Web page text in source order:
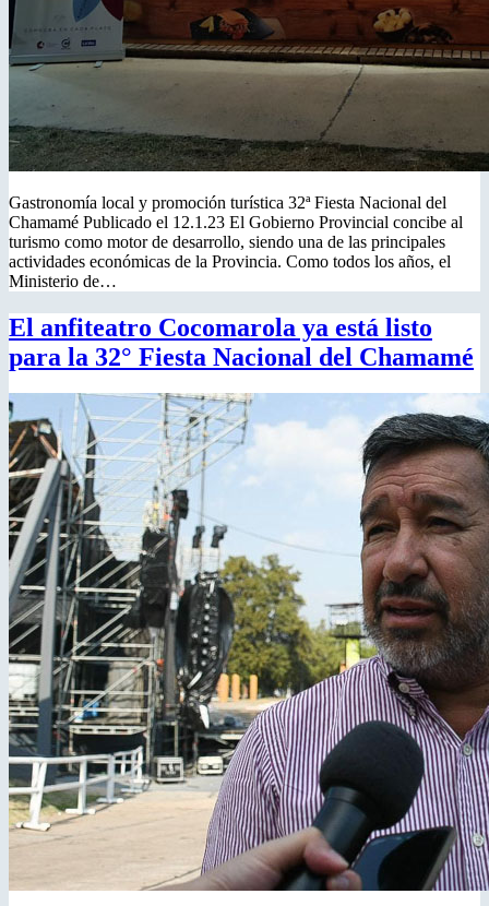
Gastronomía local y promoción turística 32ª Fiesta Nacional del
Chamamé Publicado el 12.1.23 El Gobierno Provincial concibe al
turismo como motor de desarrollo, siendo una de las principales
actividades económicas de la Provincia. Como todos los años, el
Ministerio de…
El anfiteatro Cocomarola ya está listo
para la 32° Fiesta Nacional del Chamamé